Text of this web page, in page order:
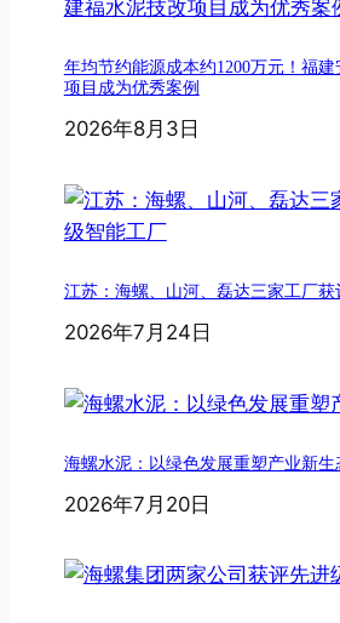
年均节约能源成本约1200万元！福
项目成为优秀案例
2026年8月3日
江苏：海螺、山河、磊达三家工厂
2026年7月24日
海螺水泥：以绿色发展重塑产业新生
2026年7月20日